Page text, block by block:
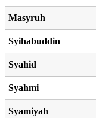
Masyruh
Syihabuddin
Syahid
Syahmi
Syamiyah